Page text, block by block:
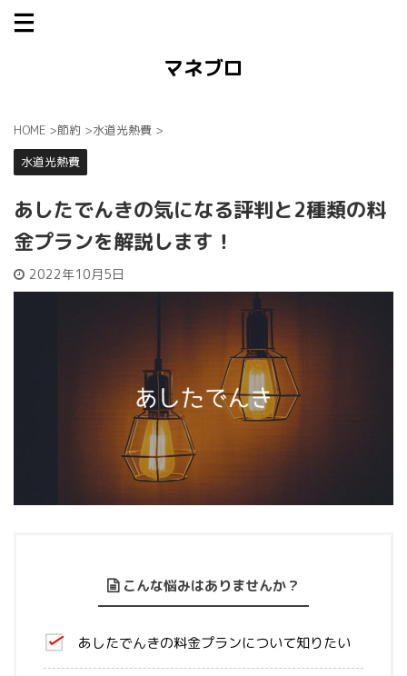
マネブロ
HOME >節約 >水道光熱費 >
水道光熱費
あしたでんきの気になる評判と2種類の料
金プランを解説します！
2022年10月5日
こんな悩みはありませんか？
あしたでんきの料金プランについて知りたい